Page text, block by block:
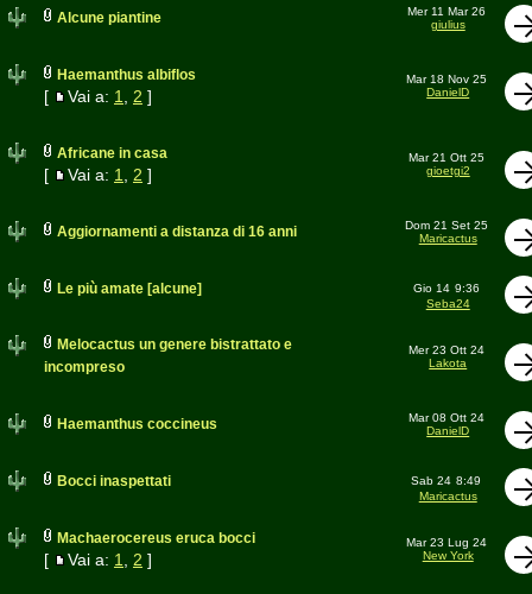
Alcune piantine
Mer 11 Mar 26
giulius
Haemanthus albiflos
[ Vai a: 1 2 ]
Mar 18 Nov 25
DanielD
Africane in casa
[ Vai a: 1 2 ]
Mar 21 Ott 25
gioetgi2
Aggiornamenti a distanza di 16 anni
Dom 21 Set 25
Maricactus
Le più amate [alcune] Gio 14 9:36
Seba24
Melocactus un genere bistrattato e
incompreso
Mer 23 Ott 24
Lakota
Haemanthus coccineus
Mar 08 Ott 24
DanielD
Bocci inaspettati Sab 24 8:49
Maricactus
Machaerocereus eruca bocci
[ Vai a: 1 2 ]
Mar 23 Lug 24
New York